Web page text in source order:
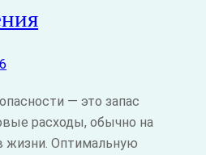
— это запас
расходы, обычно на
жизни. Оптимальную